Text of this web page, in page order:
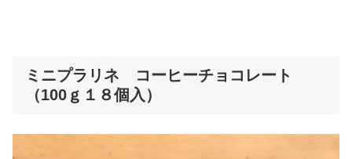
ミニプラリネ コーヒーチョコレート
（100ｇ１８個入）